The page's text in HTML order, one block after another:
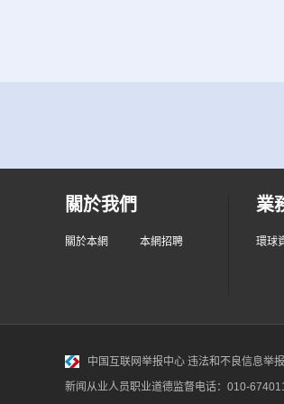
關於我們
關於本網 本網招聘
業
環球
中国互联网举报中心 违法和不良信息举
新闻从业人员职业道德监督电话：010-